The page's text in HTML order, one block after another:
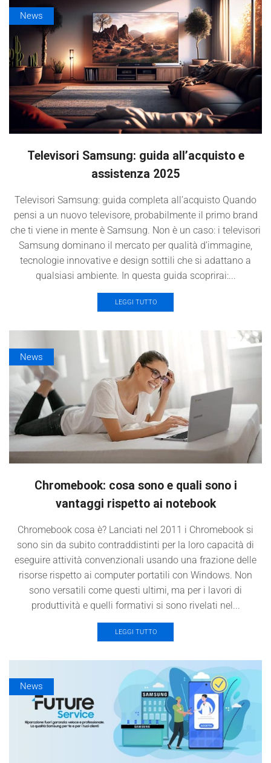
News
Televisori Samsung: guida all’acquisto e
assistenza 2025
Televisori Samsung: guida completa all’acquisto Quando
pensi a un nuovo televisore, probabilmente il primo brand
che ti viene in mente è Samsung. Non è un caso: i televisori
Samsung dominano il mercato per qualità d’immagine,
tecnologie innovative e design sottili che si adattano a
qualsiasi ambiente. In questa guida scoprirai:...
LEGGI TUTTO
News
Chromebook: cosa sono e quali sono i
vantaggi rispetto ai notebook
Chromebook cosa è? Lanciati nel 2011 i Chromebook si
sono sin da subito contraddistinti per la loro capacità di
eseguire attività convenzionali usando una frazione delle
risorse rispetto ai computer portatili con Windows. Non
sono versatili come questi ultimi, ma per i lavori di
produttività e quelli formativi si sono rivelati nel...
LEGGI TUTTO
News